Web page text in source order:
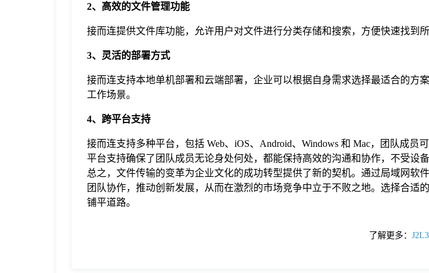
2、高效的文件管理功能
接而连提供文件库功能，允许用户对文件进行分类存储和搜索，方便快速找到所
3、灵活的部署方式
接而连支持本地单机部署和云端部署，企业可以根据自身需求选择最适合的方
工作场景。
4、跨平台支持
接而连支持多种平台，包括 Web、iOS、Android、Windows 和 Mac，团队成员
平台支持确保了团队成员无论身处何处，都能保持高效的沟通和协作，不受设备
总之，文件传输的变革为企业文化的成功转型提供了新的契机。通过局域网软
团队协作，推动创新发展，从而在激烈的市场竞争中立于不败之地。选择合适
铺平道路。
了解更多：